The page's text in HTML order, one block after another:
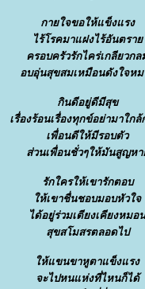
กายใจขอให้แข็งแรง
ไร้โรคมาแฝงไร้อันตรา
ครอบครัวรักไคร่เกลียวกล
อบอุ่นสุขสมเหมือนดังใจห
กินดีอยู่ดีมีสุข
เรื่องร้อนเรื่องทุกข์อย่ามาใก
เพื่อนดีให้มีรอบตัว
ส่วนเพื่อนชั่วๆให้มันสูญห
รักใครให้เขารักตอบ
ห้เขาชื่นชอบมอบหัวใจ
ได้อยู่ร่วมเตียงเคียงหมอน
สุขสโมสรตลอดไป
ห้แขนขาหูตาแข็งแรง
จะไปหนแห่งที่ไหนก็ได้